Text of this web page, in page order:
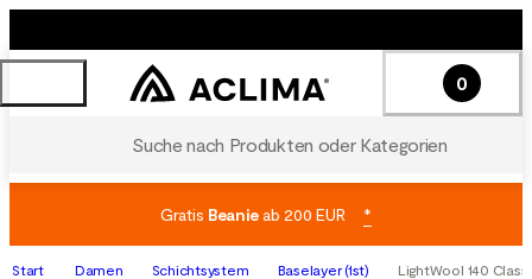
Suche nach Produkten oder Kategorien
0
Gratis Beanieab 200 EUR *
Start Damen Schichtsystem Baselayer (1st) LightWool 140